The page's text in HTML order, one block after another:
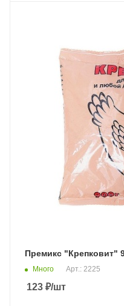
Премикс "Крепковит"
Много Арт.: 2225
123 ₽/шт